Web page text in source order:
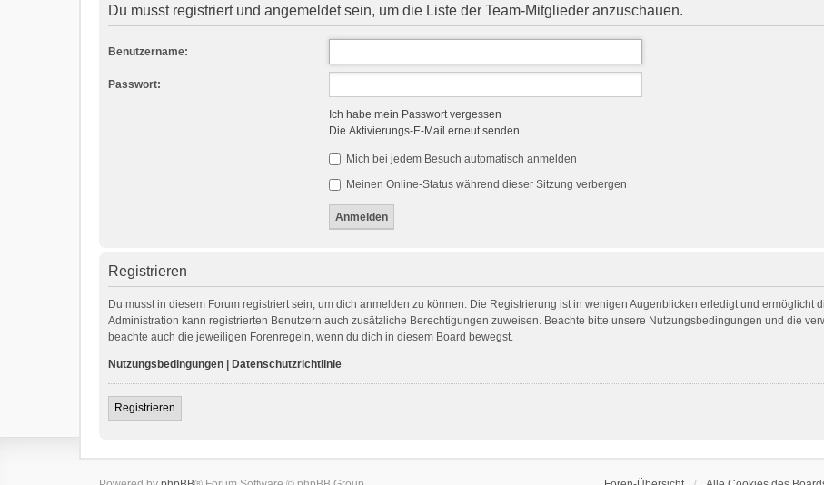
Du musst registriert und angemeldet sein, um die Liste der Team-Mitglieder anzuschauen.
Benutzername:
Passwort:
Ich habe mein Passwort vergessen
Die Aktivierungs-E-Mail erneut senden
Mich bei jedem Besuch automatisch anmelden
Meinen Online-Status während dieser Sitzung verbergen
Registrieren
Du musst in diesem Forum registriert sein, um dich anmelden zu können. Die Registrierung ist in wenigen Augenblicken erledigt und ermöglicht
Administration kann registrierten Benutzern auch zusätzliche Berechtigungen zuweisen. Beachte bitte unsere Nutzungsbedingungen und die
beachte auch die jeweiligen Forenregeln, wenn du dich in diesem Board bewegst.
Nutzungsbedingungen Datenschutzrichtlinie
Registrieren